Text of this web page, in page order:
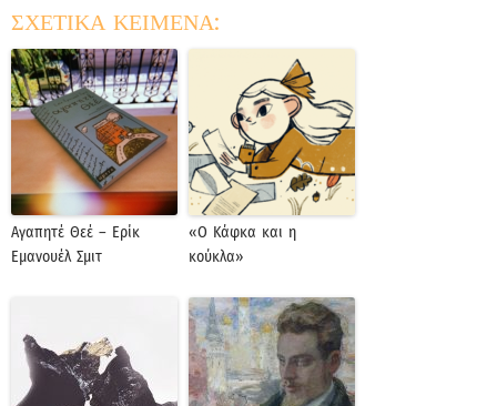
ΣΧΕΤΙΚΑ ΚΕΙΜΕΝΑ:
Αγαπητέ Θεέ – Ερίκ
Εμανουέλ Σμιτ
«Ο Κάφκα και η
κούκλα»